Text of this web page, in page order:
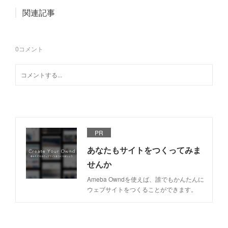
関連記事
0コメント
PR
あなたもサイトをつくってみま
せんか
Ameba Owndを使えば、誰でもかんたんに
ウェブサイトをつくることができます。